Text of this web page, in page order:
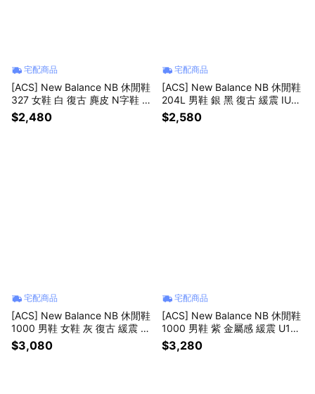
宅配商品
[ACS] New Balance NB 休閒鞋
327 女鞋 白 復古 麂皮 N字鞋 紐
巴倫 W327SUB-B
$2,480
宅配商品
[ACS] New Balance NB 休閒鞋
204L 男鞋 銀 黑 復古 緩震 IU同
款 U204LSWD-D
$2,580
宅配商品
[ACS] New Balance NB 休閒鞋
1000 男鞋 女鞋 灰 復古 緩震 未
來感 紐巴倫 U10006BR-D
$3,080
宅配商品
[ACS] New Balance NB 休閒鞋
1000 男鞋 紫 金屬感 緩震 U100
04WR-D
$3,280